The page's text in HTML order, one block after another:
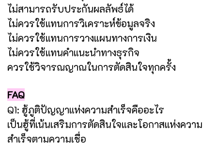
ไม่สามารถรับประกันผลลัพธ์ได้
ไม่ควรใช้แทนการวิเคราะห์ข้อมูลจริง
ไม่ควรใช้แทนการวางแผนทางการเงิน
ไม่ควรใช้แทนคำแนะนำทางธุรกิจ
ควรใช้วิจารณญาณในการตัดสินใจทุกครั้ง
FAQ
Q1: ฮู้ภูติปัญญาแห่งความสำเร็จคืออะไร
เป็นฮู้ที่เน้นเสริมการตัดสินใจและโอกาสแห่งความ
สำเร็จตามความเชื่อ